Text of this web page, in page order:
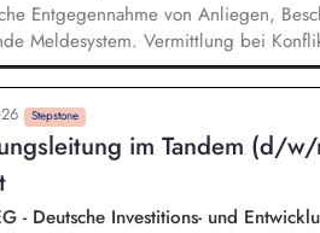
Entgegennahme von Anliegen,
Meldesystem. Vermittlung bei
Konzeption und
Mitwirkung an der
und dem Meldesystem.
innerhalb der Organisation.
Stepstone
im Tandem (d/
- Deutsche Investitions- und